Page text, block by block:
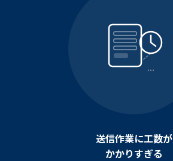
...
送信作業に工数が
かかりすぎる